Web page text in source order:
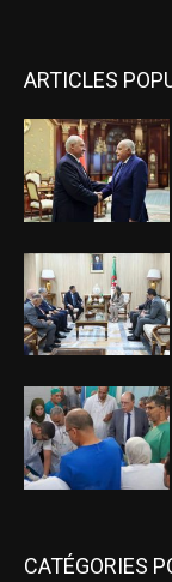
ARTICLES
CATÉGORIES